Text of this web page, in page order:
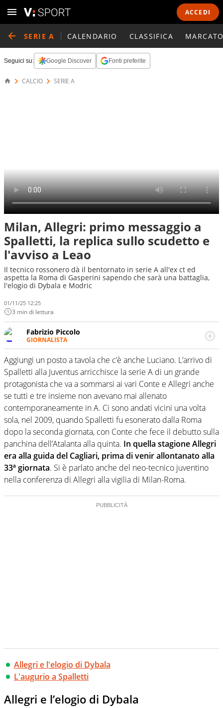
ACCEDI
SERIE A CALENDARIO CLASSIFICA
Seguici su: Google Discover Fonti preferite
CALCIO SERIE A
Milan, Allegri: primo messaggio a
Spalletti, la replica sullo scudetto e
l'avviso a Leao
Il tecnico rossonero dà il bentornato in serie A all'ex ct ed
aspetta la Roma di Gasperini sapendo che sarà una battaglia,
l'elogio di Dybala e Modric
01/11/25 12:25
3 min di lettura
Fabrizio Piccolo
GIORNALISTA
Nella sua carriera ha seguito numerose manifestazioni
sportive e collaborato con agenzie e testate. Esperienza,
competenza, conoscenza e memoria storica. Si occupa
prevalentemente di calcio
Aggiungi un posto a tavola che c’è anche Luciano. L’arrivo di
Spalletti alla Juventus arricchisce la serie A di un grande
protagonista che va a sommarsi ai vari Conte e Allegri anche
se tutti e tre insieme non avevano mai allenato
contemporaneamente in A. Ci sono andati vicini una volta
sola, nel 2009, quando Spalletti fu esonerato dalla Roma
dopo la seconda giornata, con Conte che fece il debutto sulla
panchina dell’Atalanta alla quinta. In quella stagione Allegri
era alla guida del Cagliari, prima di venir allontanato alla
33ª giornata. Si è parlato anche del neo-tecnico juventino
nella conferenza di Allegri alla vigilia di Milan-Roma.
Allegri e l'elogio di Dybala
L'augurio a Spalletti
Allegri e l’elogio di Dybala